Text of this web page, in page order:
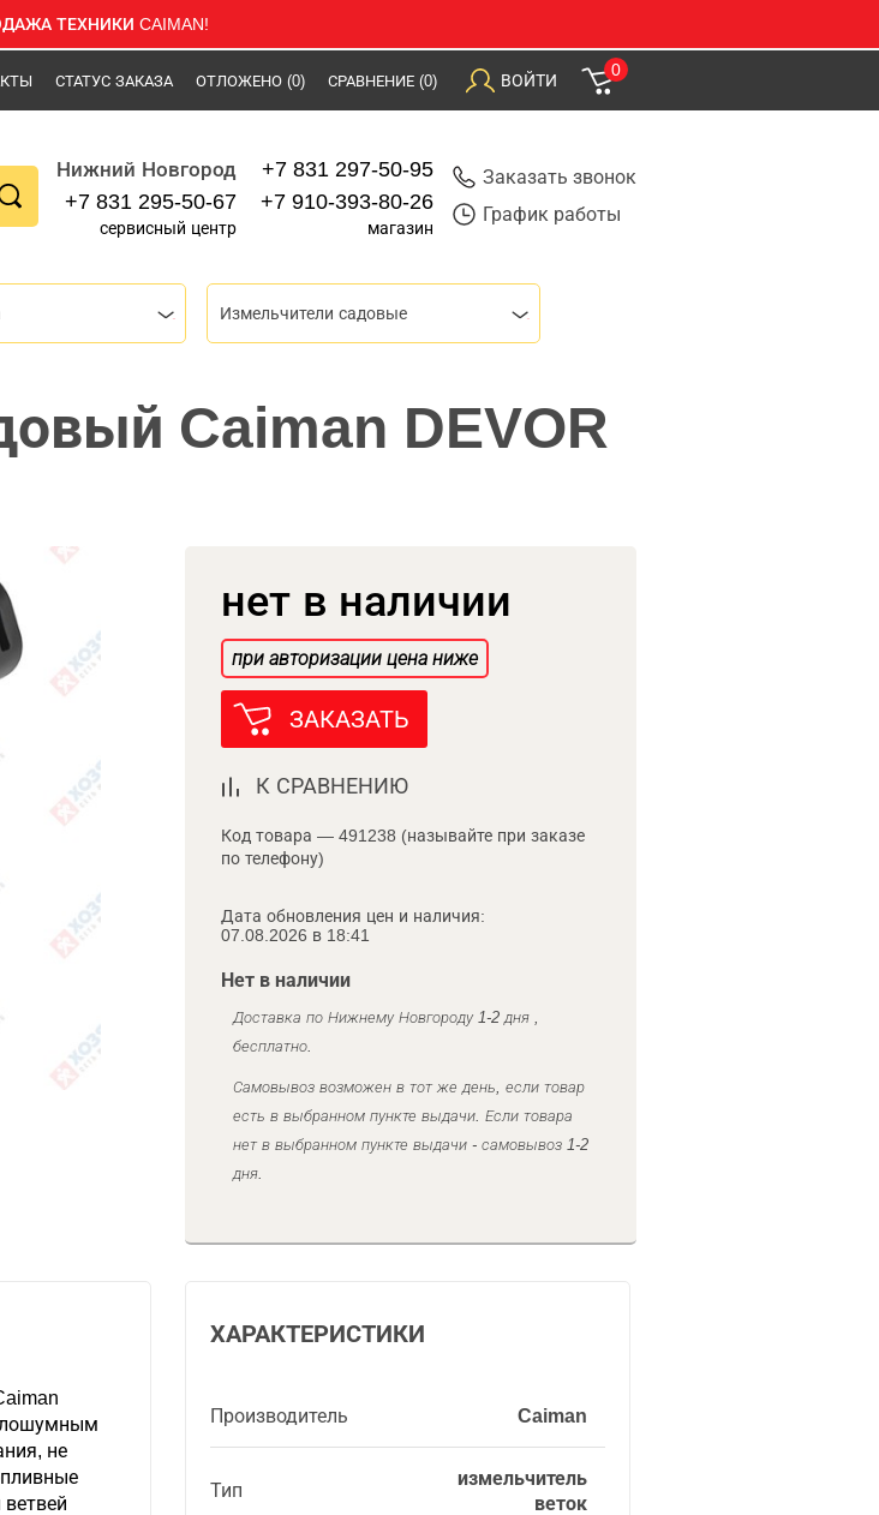
ТЕХНИКИ CAIMAN!
СТАТУС ЗАКАЗА ОТЛОЖЕНО (0) СРАВНЕНИЕ (0) ВОЙТИ
0
Нижний Новгород
+7 831 295-50-67
сервисный центр
+7 831 297-50-95
+7 910-393-80-26
магазин
Заказать звонок
График работы
Измельчители садовые
Caiman DEVOR
нет в наличии
при авторизации цена ниже
ЗАКАЗАТЬ
К СРАВНЕНИЮ
Код товара — 491238 (называйте при заказе
по телефону)
Дата обновления цен и наличия:
07.08.2026 в 18:41
Нет в наличии
Доставка по Нижнему Новгороду 1-2 дня ,
бесплатно.
Самовывоз возможен в тот же день, если товар
есть в выбранном пункте выдачи. Если товара
нет в выбранном пункте выдачи - самовывоз 1-2
дня.
ХАРАКТЕРИСТИКИ
Производитель Caiman
Тип
измельчитель
веток
не